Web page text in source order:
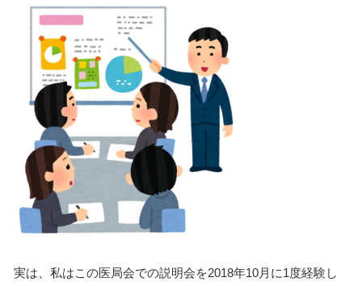
実は、私はこの医局会での説明会を2018年10月に1度経験し